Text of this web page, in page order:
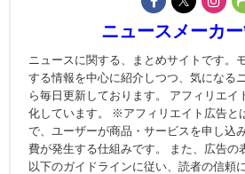
ニュースメーカ
ニュースに関する、まとめサイトです。
する情報を中心に紹介しつつ、気になる
ら毎日更新しております。 アフィリエイ
化しています。 ※アフィリエイト広告と
で、ユーザーが商品・サービスを申し込
費が発生する仕組みです。 また、広告の
以下のガイドラインに従い、読者の信頼